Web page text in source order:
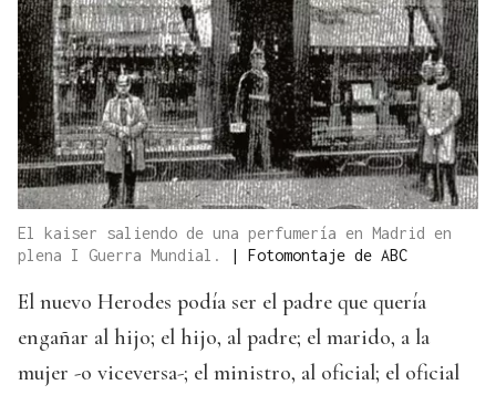
El kaiser saliendo de una perfumería en Madrid en
plena I Guerra Mundial.
| Fotomontaje de ABC
El nuevo Herodes podía ser el padre que quería
engañar al hijo; el hijo, al padre; el marido, a la
mujer -o viceversa-; el ministro, al oficial; el oficial